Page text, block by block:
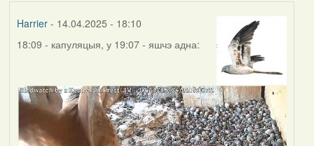
Harrier- 14.04.2025 - 18:10
18:09 - капуляцыя, у 19:07 - яшчэ адна: